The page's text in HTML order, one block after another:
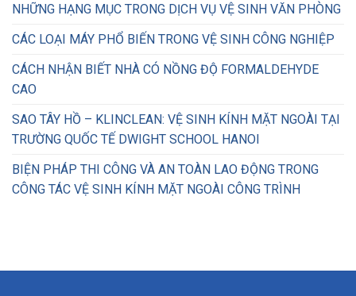
NHỮNG HẠNG MỤC TRONG DỊCH VỤ VỆ SINH VĂN PHÒNG
CÁC LOẠI MÁY PHỔ BIẾN TRONG VỆ SINH CÔNG NGHIỆP
CÁCH NHẬN BIẾT NHÀ CÓ NỒNG ĐỘ FORMALDEHYDE
CAO
SAO TÂY HỒ – KLINCLEAN: VỆ SINH KÍNH MẶT NGOÀI TẠI
TRƯỜNG QUỐC TẾ DWIGHT SCHOOL HANOI
BIỆN PHÁP THI CÔNG VÀ AN TOÀN LAO ĐỘNG TRONG
CÔNG TÁC VỆ SINH KÍNH MẶT NGOÀI CÔNG TRÌNH